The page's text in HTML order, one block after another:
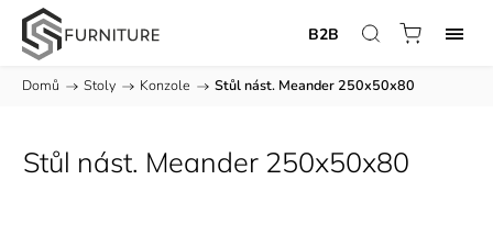
B2B
Domů / Stoly / Konzole / Stůl nást. Meander 250x50x80
Stůl nást. Meander 250x50x80